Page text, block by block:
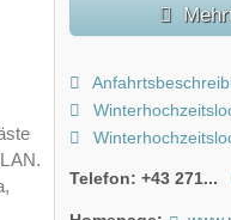
Telefon:+43 271...